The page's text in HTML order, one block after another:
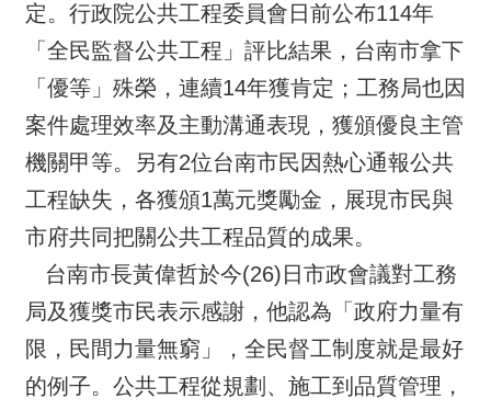
定。行政院公共工程委員會日前公布114年
「全民監督公共工程」評比結果，台南市拿下
「優等」殊榮，連續14年獲肯定；工務局也因
案件處理效率及主動溝通表現，獲頒優良主管
機關甲等。另有2位台南市民因熱心通報公共
工程缺失，各獲頒1萬元獎勵金，展現市民與
市府共同把關公共工程品質的成果。
台南市長黃偉哲於今(26)日市政會議對工務
局及獲獎市民表示感謝，他認為「政府力量有
限，民間力量無窮」，全民督工制度就是最好
的例子。公共工程從規劃、施工到品質管理，